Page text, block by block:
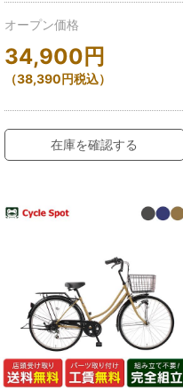
オープン価格
34,900 円
（38,390円税込）
在庫を確認する